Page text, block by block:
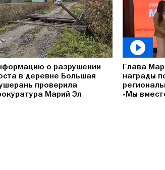
о разрушении
в деревне Большая
проверила
Марий Эл
Глава
награды
«Мы